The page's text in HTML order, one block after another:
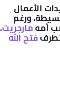
الأعمال
ورغم
أمهمارجريت.
فتح الله